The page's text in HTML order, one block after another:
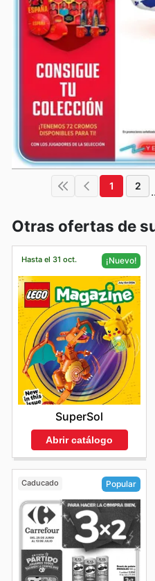
1 2
Otras ofertas de
Hasta el 31 oct. ¡Nuevo!
SuperSol
Abrir catálogo
Caducado Popular